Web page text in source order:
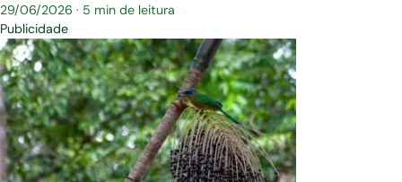
29/06/2026 · 5 min de leitura
Publicidade